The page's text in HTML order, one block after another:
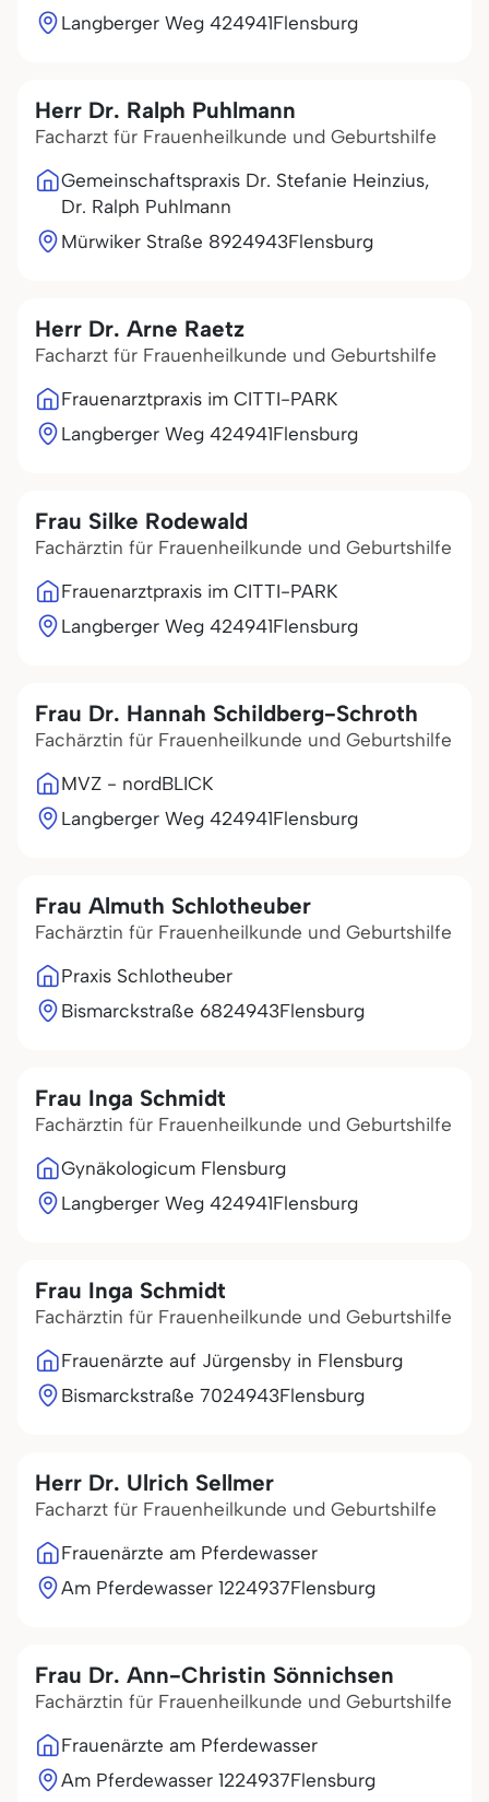
Langberger Weg 424941Flensburg
Herr Dr. Ralph Puhlmann
Facharzt für Frauenheilkunde und Geburtshilfe
Gemeinschaftspraxis Dr. Stefanie Heinzius,
Dr. Ralph Puhlmann
Mürwiker Straße 8924943Flensburg
Herr Dr. Arne Raetz
Facharzt für Frauenheilkunde und Geburtshilfe
Frauenarztpraxis im CITTI-PARK
Langberger Weg 424941Flensburg
Frau Silke Rodewald
Fachärztin für Frauenheilkunde und Geburtshilfe
Frauenarztpraxis im CITTI-PARK
Langberger Weg 424941Flensburg
Frau Dr. Hannah Schildberg-Schroth
Fachärztin für Frauenheilkunde und Geburtshilfe
MVZ - nordBLICK
Langberger Weg 424941Flensburg
Frau Almuth Schlotheuber
Fachärztin für Frauenheilkunde und Geburtshilfe
Praxis Schlotheuber
Bismarckstraße 6824943Flensburg
Frau Inga Schmidt
Fachärztin für Frauenheilkunde und Geburtshilfe
Gynäkologicum Flensburg
Langberger Weg 424941Flensburg
Frau Inga Schmidt
Fachärztin für Frauenheilkunde und Geburtshilfe
Frauenärzte auf Jürgensby in Flensburg
Bismarckstraße 7024943Flensburg
Herr Dr. Ulrich Sellmer
Facharzt für Frauenheilkunde und Geburtshilfe
Frauenärzte am Pferdewasser
Am Pferdewasser 1224937Flensburg
Frau Dr. Ann-Christin Sönnichsen
Fachärztin für Frauenheilkunde und Geburtshilfe
Frauenärzte am Pferdewasser
Am Pferdewasser 1224937Flensburg